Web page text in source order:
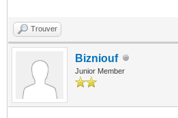
Trouver
Bizniouf
Junior Member